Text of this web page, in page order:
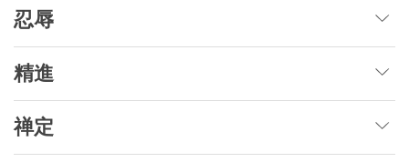
忍辱
精進
禅定